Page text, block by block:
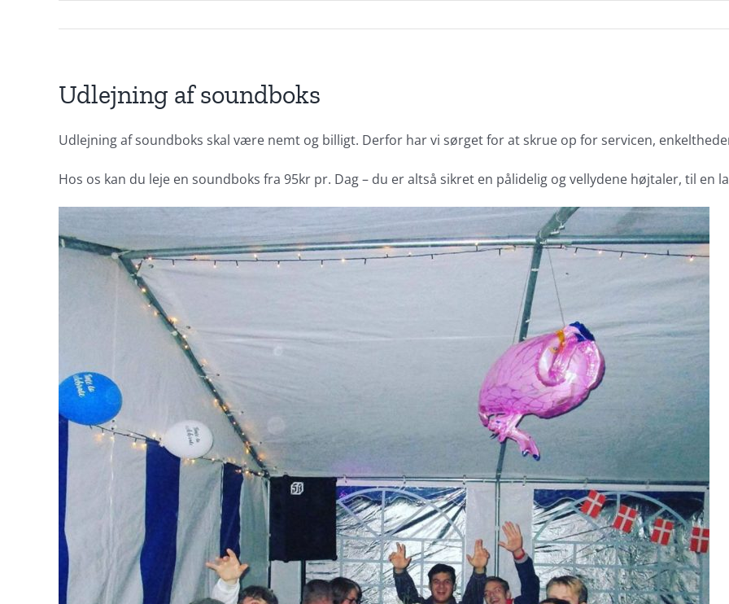
Udlejning af soundboks
Udlejning af soundboks skal være nemt og billigt. Derfor har vi sørget for at skrue op for servicen,
Hos os kan du leje en soundboks fra 95kr pr. Dag – du er altså sikret en pålidelig og vellydene højtaler, til en